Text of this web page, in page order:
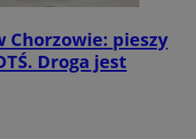
Chorzowie: pieszy
Droga jest